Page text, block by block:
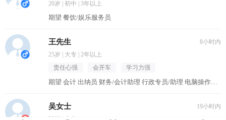
20岁 | 初中 | 3年以上
期望 餐饮/娱乐服务员
王先生
8小时内
25岁 | 大专 | 2年以上
责任心强
会开车 学习力强
期望 会计 出纳员 财务/会计助理 行政专员/助理 电脑操作员/打字员
吴女士
19小时内